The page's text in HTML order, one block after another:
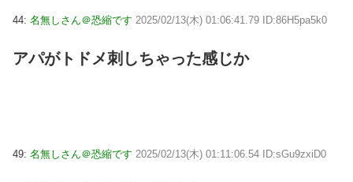
44: 名無しさん＠恐縮です 2025/02/13(木) 01:06:41.79 ID:86H5pa5k0
アパがトドメ刺しちゃった感じか
49: 名無しさん＠恐縮です 2025/02/13(木) 01:11:06.54 ID:sGu9zxiD0